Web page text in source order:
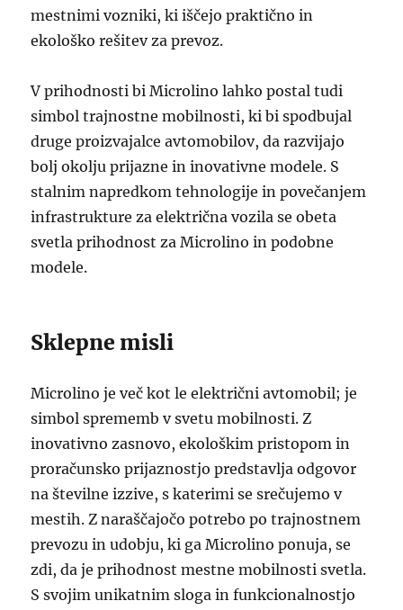
mestnimi vozniki, ki iščejo praktično in
ekološko rešitev za prevoz.
V prihodnosti bi Microlino lahko postal tudi
simbol trajnostne mobilnosti, ki bi spodbujal
druge proizvajalce avtomobilov, da razvijajo
bolj okolju prijazne in inovativne modele. S
stalnim napredkom tehnologije in povečanjem
infrastrukture za električna vozila se obeta
svetla prihodnost za Microlino in podobne
modele.
Sklepne misli
Microlino je več kot le električni avtomobil; je
simbol sprememb v svetu mobilnosti. Z
inovativno zasnovo, ekološkim pristopom in
proračunsko prijaznostjo predstavlja odgovor
na številne izzive, s katerimi se srečujemo v
mestih. Z naraščajočo potrebo po trajnostnem
prevozu in udobju, ki ga Microlino ponuja, se
zdi, da je prihodnost mestne mobilnosti svetla.
S svojim unikatnim sloga in funkcionalnostjo